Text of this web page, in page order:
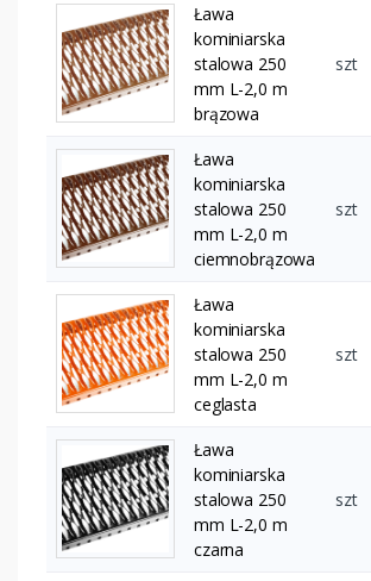
Ława
kominiarska
stalowa 250
mm L-2,0 m
brązowa
szt
Ława
kominiarska
stalowa 250
mm L-2,0 m
ciemnobrązowa
szt
Ława
kominiarska
stalowa 250
mm L-2,0 m
ceglasta
szt
Ława
kominiarska
stalowa 250
mm L-2,0 m
czarna
szt